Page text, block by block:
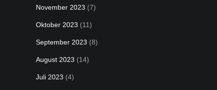
November 2023 (7)
Oktober 2023 (11)
September 2023 (8)
August 2023 (14)
Juli 2023 (4)